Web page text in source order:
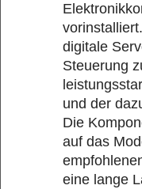
digitale
Steuerung
und der
Die
auf das
eine lange